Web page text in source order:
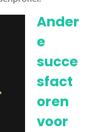
Ander
e
succe
sfact
oren
voor